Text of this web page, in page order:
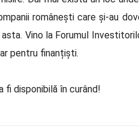
românești care și-au
Vino la Forumul
pentru finanțiști.
fi disponibilă în curând!